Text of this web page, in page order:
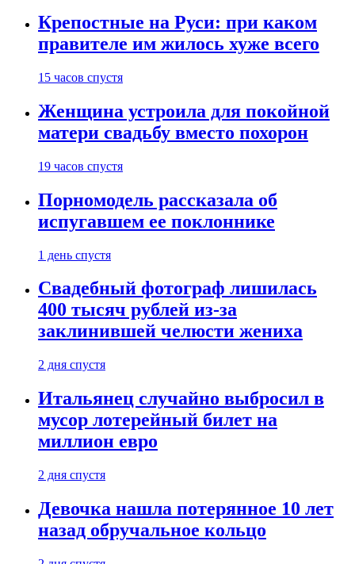
Крепостные на Руси: при каком
правителе им жилось хуже всего
15 часов спустя
Женщина устроила для покойной
матери свадьбу вместо похорон
19 часов спустя
Порномодель рассказала об
испугавшем ее поклоннике
1 день спустя
Свадебный фотограф лишилась
400 тысяч рублей из-за
заклинившей челюсти жениха
2 дня спустя
Итальянец случайно выбросил в
мусор лотерейный билет на
миллион евро
2 дня спустя
Девочка нашла потерянное 10 лет
назад обручальное кольцо